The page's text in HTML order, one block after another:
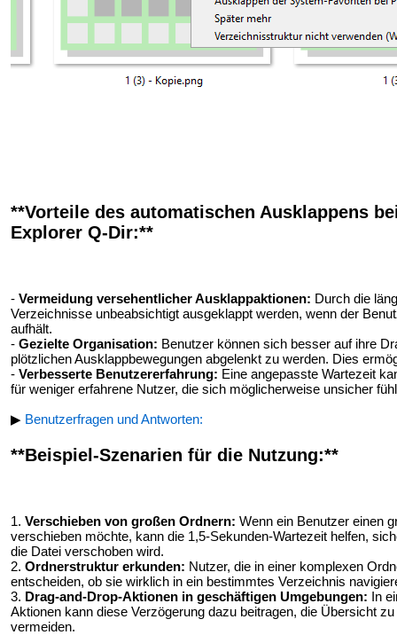
**Vorteile des automatischen Ausklappens
Explorer Q-Dir:**
- Vermeidung versehentlicher Ausklappaktionen: Durch die
Verzeichnisse unbeabsichtigt ausgeklappt werden, wenn der
aufhält.
- Gezielte Organisation: Benutzer können sich besser auf ihre
plötzlichen Ausklappbewegungen abgelenkt zu werden. Dies
- Verbesserte Benutzererfahrung: Eine angepasste Wartezeit
für weniger erfahrene Nutzer, die sich möglicherweise unsicher
▶ Benutzerfragen und Antworten:
**Beispiel-Szenarien für die Nutzung:**
1. Verschieben von großen Ordnern: Wenn ein Benutzer einen
verschieben möchte, kann die 1,5-Sekunden-Wartezeit helfen,
die Datei verschoben wird.
2. Ordnerstruktur erkunden: Nutzer, die in einer komplexen
entscheiden, ob sie wirklich in ein bestimmtes Verzeichnis
3. Drag-and-Drop-Aktionen in geschäftigen Umgebungen: In
Aktionen kann diese Verzögerung dazu beitragen, die Übersicht
vermeiden.